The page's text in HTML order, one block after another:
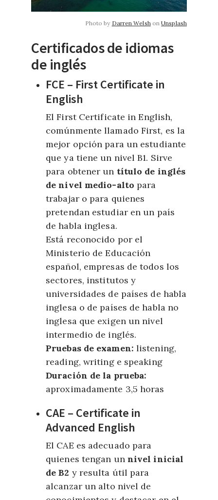
Photo by Darren Welsh onUnsplash
Certificados de idiomas
de inglés
FCE – First Certificate in
English
El First Certificate in English,
comúnmente llamado First, es la
mejor opción para un estudiante
que ya tiene un nivel B1. Sirve
para obtener un título de inglés
de nivel medio-alto para
trabajar o para quienes
pretendan estudiar en un país
de habla inglesa.
Está reconocido por el
Ministerio de Educación
español, empresas de todos los
sectores, institutos y
universidades de países de habla
inglesa o de países de habla no
inglesa que exigen un nivel
intermedio de inglés.
Pruebas de examen: listening,
reading, writing e speaking
Duración de la prueba:
aproximadamente 3,5 horas
CAE – Certificate in
Advanced English
El CAE es adecuado para
quienes tengan un nivel inicial
de B2 y resulta útil para
alcanzar un alto nivel de